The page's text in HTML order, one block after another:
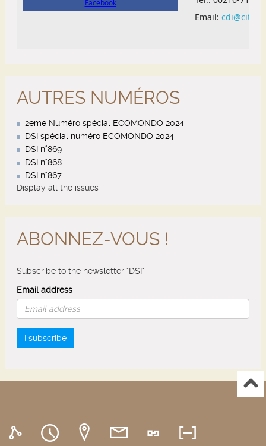
AUTRES NUMÉROS
2eme Numéro spécial ECOMONDO 2024
DSI spécial numéro ECOMONDO 2024
DSI n°869
DSI n°868
DSI n°867
Display all the issues
ABONNEZ-VOUS !
Subscribe to the newsletter "DSI"
Email address
I subscribe